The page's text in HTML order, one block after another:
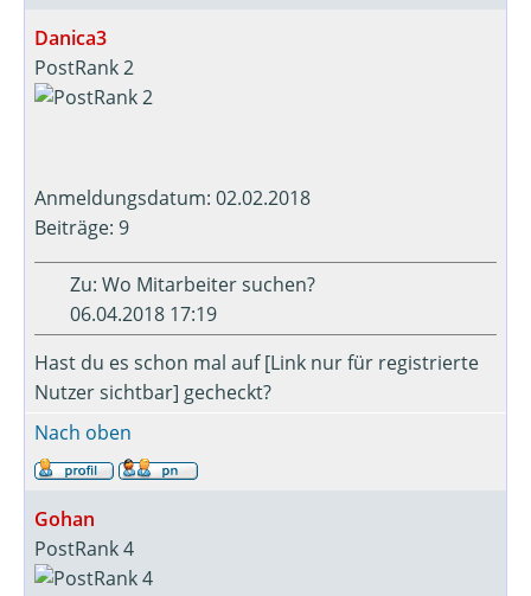
Danica3
PostRank 2
Anmeldungsdatum: 02.02.2018
Beiträge: 9
Zu: Wo Mitarbeiter suchen?
06.04.2018 17:19
Hast du es schon mal auf [Link nur für registrierte
Nutzer sichtbar] gecheckt?
Nach oben
Gohan
PostRank 4